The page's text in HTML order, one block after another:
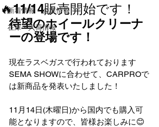
新着情報・企業情報
在庫・入荷情報
🔥11/14販売開始です！
待望のホイールクリーナ
ーの登場です！
現在ラスベガスで行われております
SEMA SHOWに合わせて、CARPROで
は新商品を発表いたしました！
11月14日(木曜日)から国内でも購入可
能となりますので、皆様お楽しみに😊